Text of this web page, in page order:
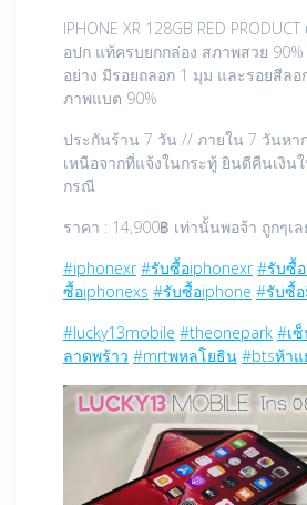
IPHONE XR 128GB RED
อปก แท้ครบยกกล่อง สภาพสวย
อย่าง มีรอยถลอก 1 มุม และรอยสีลอ
ภาพแบต 90%
ประกันร้าน 7 วัน // ภายใน 7 วันห
เหนือจากที่แจ้งในกระทู้ ยินดีคืนเงิน
กรณี
ราคา : 14,900฿ เท่านั้นพอจ้า ถูกๆเ
#iphonexr #รับซื้อiphonexr #รับซื้
ซื้อiphonexs #รับซื้อiphone #รับซื้อ
#lucky13mobile #theonepark #เ
ลาดพร้าว #mrtพหลโยธิน #btsห้าแ